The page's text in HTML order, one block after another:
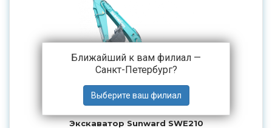
Ближайший к вам филиал —
Санкт-Петербург?
Экскаватор Sunward SWE210